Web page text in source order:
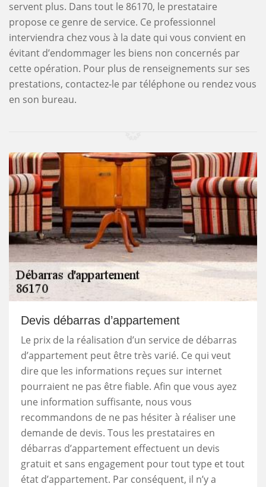
servent plus. Dans tout le 86170, le prestataire
propose ce genre de service. Ce professionnel
interviendra chez vous à la date qui vous convient en
évitant d’endommager les biens non concernés par
cette opération. Pour plus de renseignements sur ses
prestations, contactez-le par téléphone ou rendez vous
en son bureau.
Devis débarras d’appartement
Le prix de la réalisation d’un service de débarras
d’appartement peut être très varié. Ce qui veut
dire que les informations reçues sur internet
pourraient ne pas être fiable. Afin que vous ayez
une information suffisante, nous vous
recommandons de ne pas hésiter à réaliser une
demande de devis. Tous les prestataires en
débarras d’appartement effectuent un devis
gratuit et sans engagement pour tout type et tout
état d’appartement. Par conséquent, il n’y a